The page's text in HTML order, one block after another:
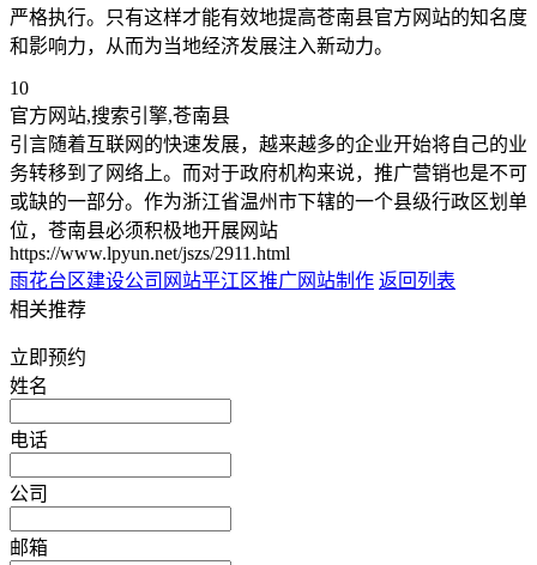
严格执行。只有这样才能有效地提高苍南县官方网站的知名度
和影响力，从而为当地经济发展注入新动力。
10
官方网站,搜索引擎,苍南县
引言随着互联网的快速发展，越来越多的企业开始将自己的业
务转移到了网络上。而对于政府机构来说，推广营销也是不可
或缺的一部分。作为浙江省温州市下辖的一个县级行政区划单
位，苍南县必须积极地开展网站
https://www.lpyun.net/jszs/2911.html
雨花台区建设公司网站平江区推广网站制作 返回列表
相关推荐
立即预约
姓名
电话
公司
邮箱